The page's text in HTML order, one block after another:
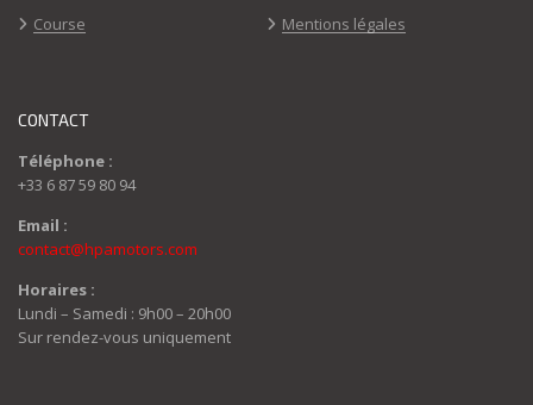
Course
Mentions légales
CONTACT
Téléphone :
+33 6 87 59 80 94
Email :
contact@hpamotors.com
Horaires :
Lundi – Samedi : 9h00 – 20h00
Sur rendez-vous uniquement